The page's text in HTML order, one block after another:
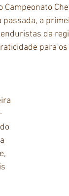
a
da
para